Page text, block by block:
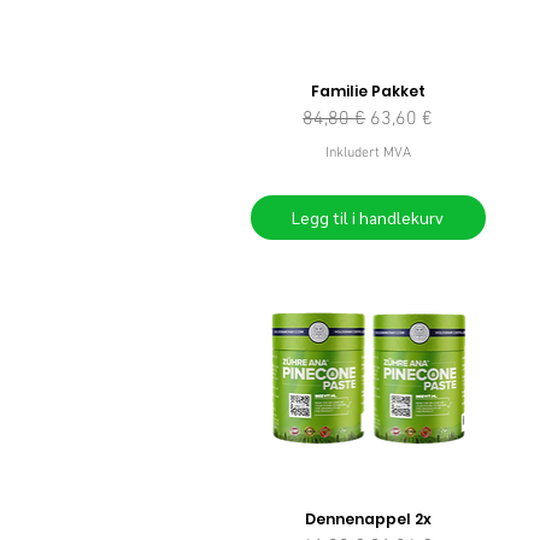
Familie Pakket
Vanlig pris
84,80 € Salgspris
63,60 €
Inkludert MVA
Legg til i handlekurv
Dennenappel 2x